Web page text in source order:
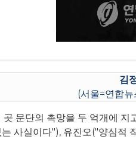
김
(서울=연합
문단의 촉망을 두 억개에 지
사실이다"), 유진오("양심적